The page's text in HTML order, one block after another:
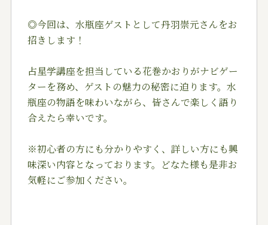
◎今回は、水瓶座ゲストとして丹羽崇元さんをお
招きします！
占星学講座を担当している花巻かおりがナビゲー
ターを務め、ゲストの魅力の秘密に迫ります。水
瓶座の物語を味わいながら、皆さんで楽しく語り
合えたら幸いです。
※初心者の方にも分かりやすく、詳しい方にも興
味深い内容となっております。どなた様も是非お
気軽にご参加ください。